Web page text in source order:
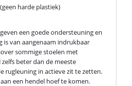
harde plastiek)
een goede ondersteuning en
is van aangenaam indrukbaar
sommige stoelen met
beter dan de meeste
rugleuning in actieve zit te zetten.
een hendel hoef te komen.